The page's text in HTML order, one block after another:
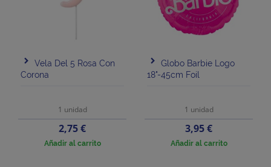
Vela Del 5 Rosa Con
Corona
1 unidad
Precio
2,75 €
Añadir al carrito
Globo Barbie Logo
18"-45cm Foil
1 unidad
Precio
3,95 €
Añadir al carrito